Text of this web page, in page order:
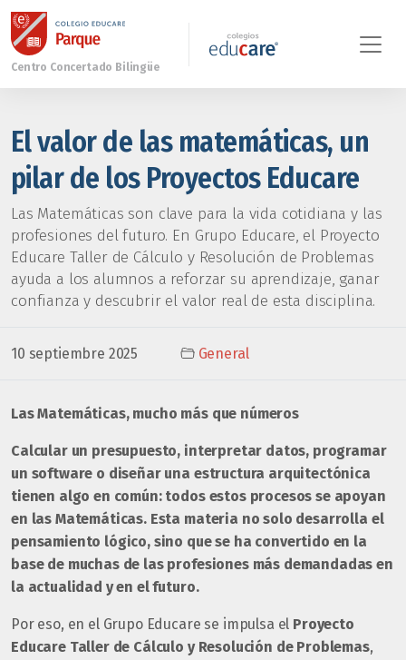
El valor de las matemáticas, un
pilar de los Proyectos Educare
Las Matemáticas son clave para la vida cotidiana y las
profesiones del futuro. En Grupo Educare, el Proyecto
Educare Taller de Cálculo y Resolución de Problemas
ayuda a los alumnos a reforzar su aprendizaje, ganar
confianza y descubrir el valor real de esta disciplina.
10 septiembre 2025 General
Las Matemáticas, mucho más que números
Calcular un presupuesto, interpretar datos, programar
un software o diseñar una estructura arquitectónica
tienen algo en común: todos estos procesos se apoyan
en las Matemáticas. Esta materia no solo desarrolla el
pensamiento lógico, sino que se ha convertido en la
base de muchas de las profesiones más demandadas en
la actualidad y en el futuro.
Por eso, en el Grupo Educare se impulsa el Proyecto
Educare Taller de Cálculo y Resolución de Problemas,